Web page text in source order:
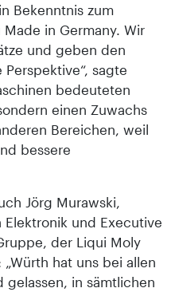
Bekenntnis zum
in Germany. Wir
und geben den
sagte
bedeuteten
einen Zuwachs
Bereichen, weil
bessere
Jörg Murawski,
und Executive
der Liqui Moly
hat uns bei allen
gelassen, in sämtlichen